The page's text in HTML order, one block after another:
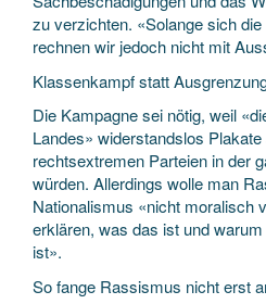
zu verzichten. «Solange sich
rechnen wir jedoch nicht mit
Klassenkampf statt
Die Kampagne sei nötig, weil
Landes» widerstandslos
rechtsextremen Parteien in der
würden. Allerdings wolle man
Nationalismus «nicht moralisch
erklären, was das ist und
ist».
So fange Rassismus nicht erst